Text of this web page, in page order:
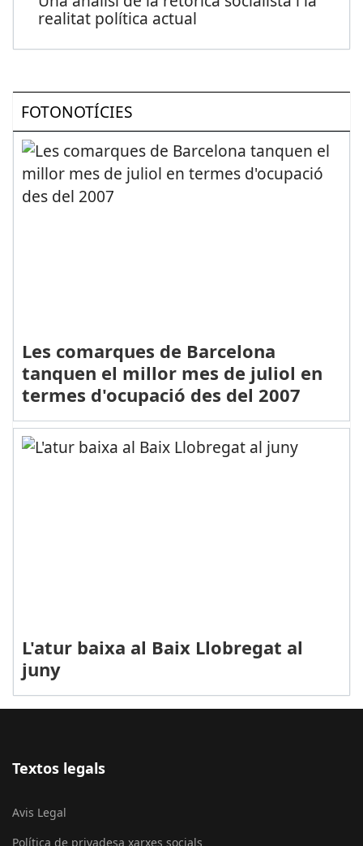
realitat política actual
FOTONOTÍCIES
Les comarques de Barcelona
tanquen el millor mes de juliol en
termes d'ocupació des del 2007
L'atur baixa al Baix Llobregat al
juny
Textos legals
Avis Legal
Política de privadesa xarxes socials